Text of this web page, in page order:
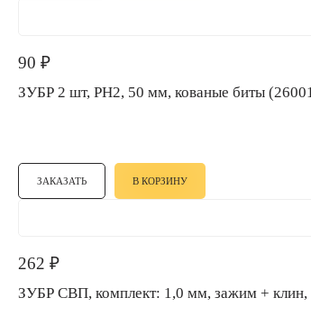
90 ₽
ЗУБР 2 шт, PH2, 50 мм, кованые биты
ЗАКАЗАТЬ В КОРЗИНУ
262 ₽
ЗУБР СВП, комплект: 1,0 мм, зажим +